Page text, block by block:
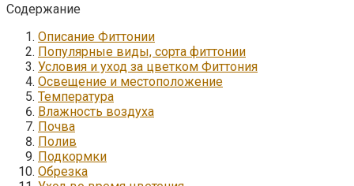
Содержание
Описание Фиттонии
Популярные виды, сорта фиттонии
Условия и уход за цветком Фиттония
Освещение и местоположение
Температура
Влажность воздуха
Почва
Полив
Подкормки
Обрезка